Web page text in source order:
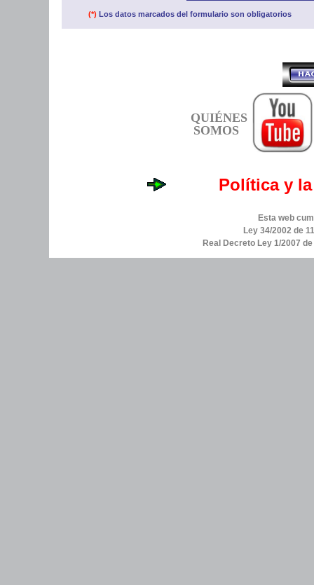
(*) Los datos marcados del formulario son obligatorios
QUIÉNES
SOMOS
Política y
Esta web
Ley 34/2002 de
Real Decreto Ley 1/2007